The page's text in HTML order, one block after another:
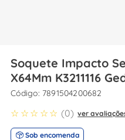
Soquete Impacto
X64Mm K3211116
: 7891504200682
☆ ☆ ☆ ☆ ☆ (0) ver
Sob encomenda